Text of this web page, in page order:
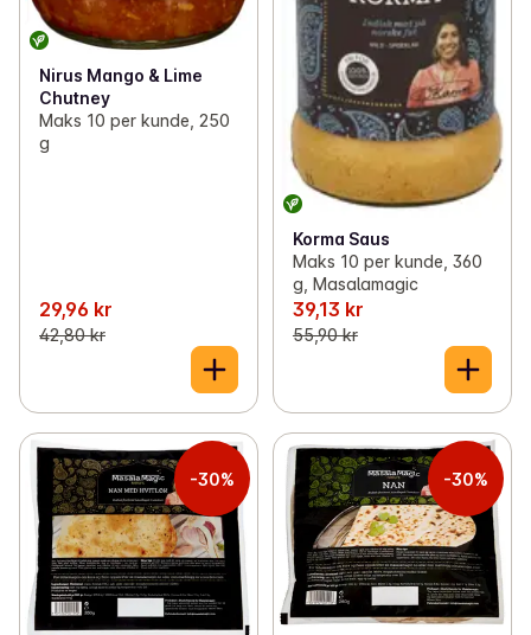
Nirus Mango & Lime
Chutney
Maks 10 per kunde, 250
g
29,96 kr
42,80 kr
Korma Saus
Maks 10 per kunde, 360
g, Masalamagic
39,13 kr
55,90 kr
-30% -30%